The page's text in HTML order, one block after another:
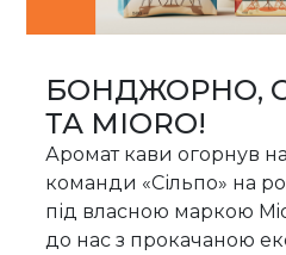
БОНДЖОРНО,
ТА МІORO!
Аромат кави огорнув
команди «Сільпо» на
під власною маркою
до нас з прокачаною